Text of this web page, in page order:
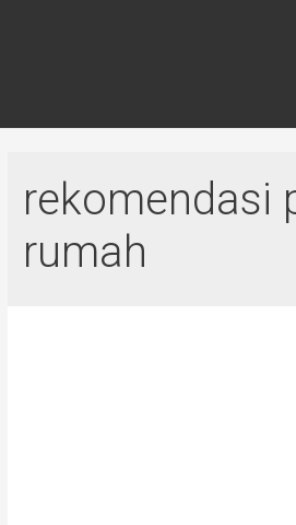
rekomendasi
rumah